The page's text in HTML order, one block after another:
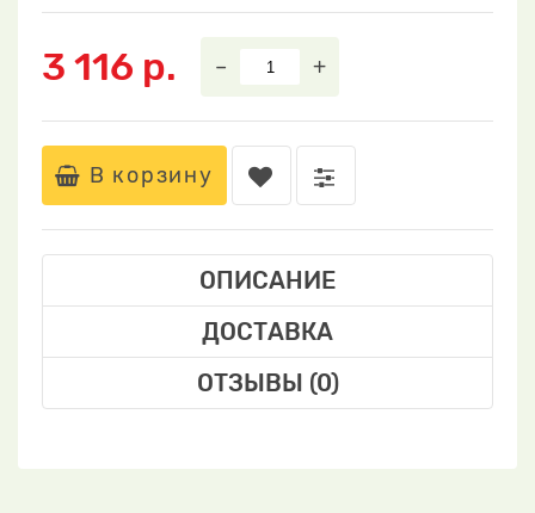
3 116 р. – +
В корзину
ОПИСАНИЕ
ДОСТАВКА
ОТЗЫВЫ (0)